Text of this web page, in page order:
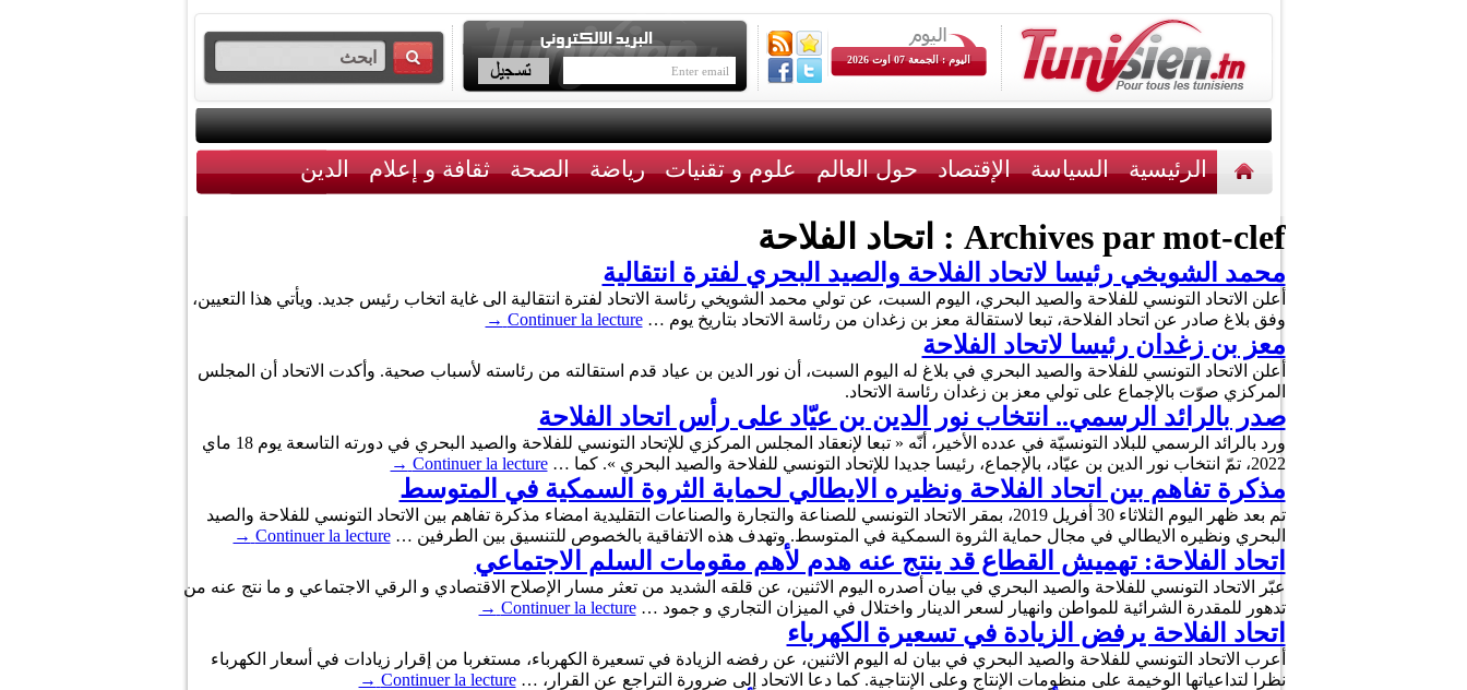
اليوم : الجمعة 07 اوت 2026
الرئيسية السياسة الإقتصاد حول العالم علوم و تقنيات رياضة الصحة ثقافة و إعلام الدين
أخبار مختلفة
Archives par mot-clef : اتحاد الفلاحة
محمد الشويخي رئيسا لاتحاد الفلاحة والصيد البحري لفترة انتقالية
أعلن الاتحاد التونسي للفلاحة والصيد البحري، اليوم السبت، عن تولي محمد الشويخي رئاسة الاتحاد لفترة انتقالية الى غاية اتخاب رئيس جديد. ويأتي هذا التعيين،
وفق بلاغ صادر عن اتحاد الفلاحة، تبعا لاستقالة معز بن زغدان من رئاسة الاتحاد بتاريخ يوم …Continuer la lecture
→
معز بن زغدان رئيسا لاتحاد الفلاحة
أعلن الاتحاد التونسي للفلاحة والصيد البحري في بلاغ له اليوم السبت، أن نور الدين بن عياد قدم استقالته من رئاسته لأسباب صحية. وأكدت الاتحاد أن المجلس
المركزي صوّت بالإجماع على تولي معز بن زغدان رئاسة الاتحاد.
صدر بالرائد الرسمي.. انتخاب نور الدين بن عيّاد على رأس اتحاد الفلاحة
ورد بالرائد الرسمي للبلاد التونسيّة في عدده الأخير، أنّه « تبعا لإنعقاد المجلس المركزي للإتحاد التونسي للفلاحة والصيد البحري في دورته التاسعة يوم 18 ماي
2022، تمّ انتخاب نور الدين بن عيّاد، بالإجماع، رئيسا جديدا للإتحاد التونسي للفلاحة والصيد البحري ». كما …
Continuer la lecture
→
مذكرة تفاهم بين اتحاد الفلاحة ونظيره الايطالي لحماية الثروة السمكية في المتوسط
تم بعد ظهر اليوم الثلاثاء 30 أفريل 2019، بمقر الاتحاد التونسي للصناعة والتجارة والصناعات التقليدية امضاء مذكرة تفاهم بين الاتحاد التونسي للفلاحة والصيد
البحري ونظيره الايطالي في مجال حماية الثروة السمكية في المتوسط. وتهدف هذه الاتفاقية بالخصوص للتنسيق بين الطرفين …Continuer la lecture
→
اتحاد الفلاحة: تهميش القطاع قد ينتج عنه هدم لأهم مقومات السلم الاجتماعي
عبّر الاتحاد التونسي للفلاحة والصيد البحري في بيان أصدره اليوم الاثنين، عن قلقه الشديد من تعثر مسار الإصلاح الاقتصادي و الرقي الاجتماعي و ما نتج عنه من
تدهور للمقدرة الشرائية للمواطن وانهيار لسعر الدينار واختلال في الميزان التجاري و جمود …Continuer la lecture
→
اتحاد الفلاحة يرفض الزيادة في تسعيرة الكهرباء
أعرب الاتحاد التونسي للفلاحة والصيد البحري في بيان له اليوم الاثنين، عن رفضه الزيادة في تسعيرة الكهرباء، مستغربا من إقرار زيادات في أسعار الكهرباء
نظرا لتداعياتها الوخيمة على منظومات الإنتاج وعلى الإنتاجية. كما دعا الاتحاد إلى ضرورة التراجع عن القرار، …Continuer la lecture
→